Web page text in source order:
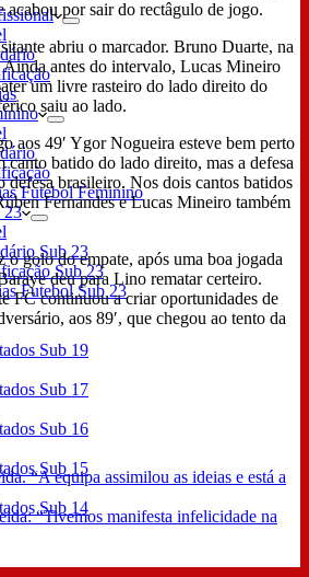
Futebol Feminino
23
Sub 23
Sub 23
Futebol Sub 23
Sub 19
Sub 17
Sub 16
Sub 15
Sub 14
acabou por sair do rectâgulo de jogo.
abriu o marcador. Bruno Duarte, na
Ainda antes do intervalo, Lucas Mineiro
um livre rasteiro do lado direito do
saiu ao lado.
aos 49′ Ygor Nogueira esteve bem perto
canto batido do lado direito, mas a defesa
brasileiro. Nos dois cantos batidos
Fernandes e Lucas Mineiro também
o golo do empate, após uma boa jogada
deu para Lino rematar certeiro.
FC continuou a criar oportunidades de
aos 89′, que chegou ao tento da
“A equipa assimilou as ideias e está a
“Tivemos manifesta infelicidade na